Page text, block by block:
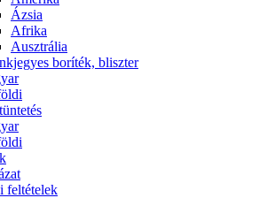
Ázsia
Afrika
Ausztrália
boríték, bliszter
feltételek